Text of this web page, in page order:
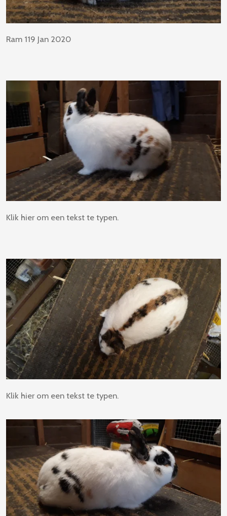
Ram 119 Jan 2020
Klik hier om een tekst te typen.
Klik hier om een tekst te typen.